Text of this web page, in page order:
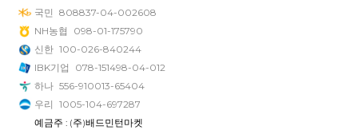
국민 808837-04-002608
NH농협
098-01-175790
신한 100-026-840244
IBK기업
078-151498-04-012
하나 556-910013-65404
우리 1005-104-697287
예금주 : (주)배드민턴마켓